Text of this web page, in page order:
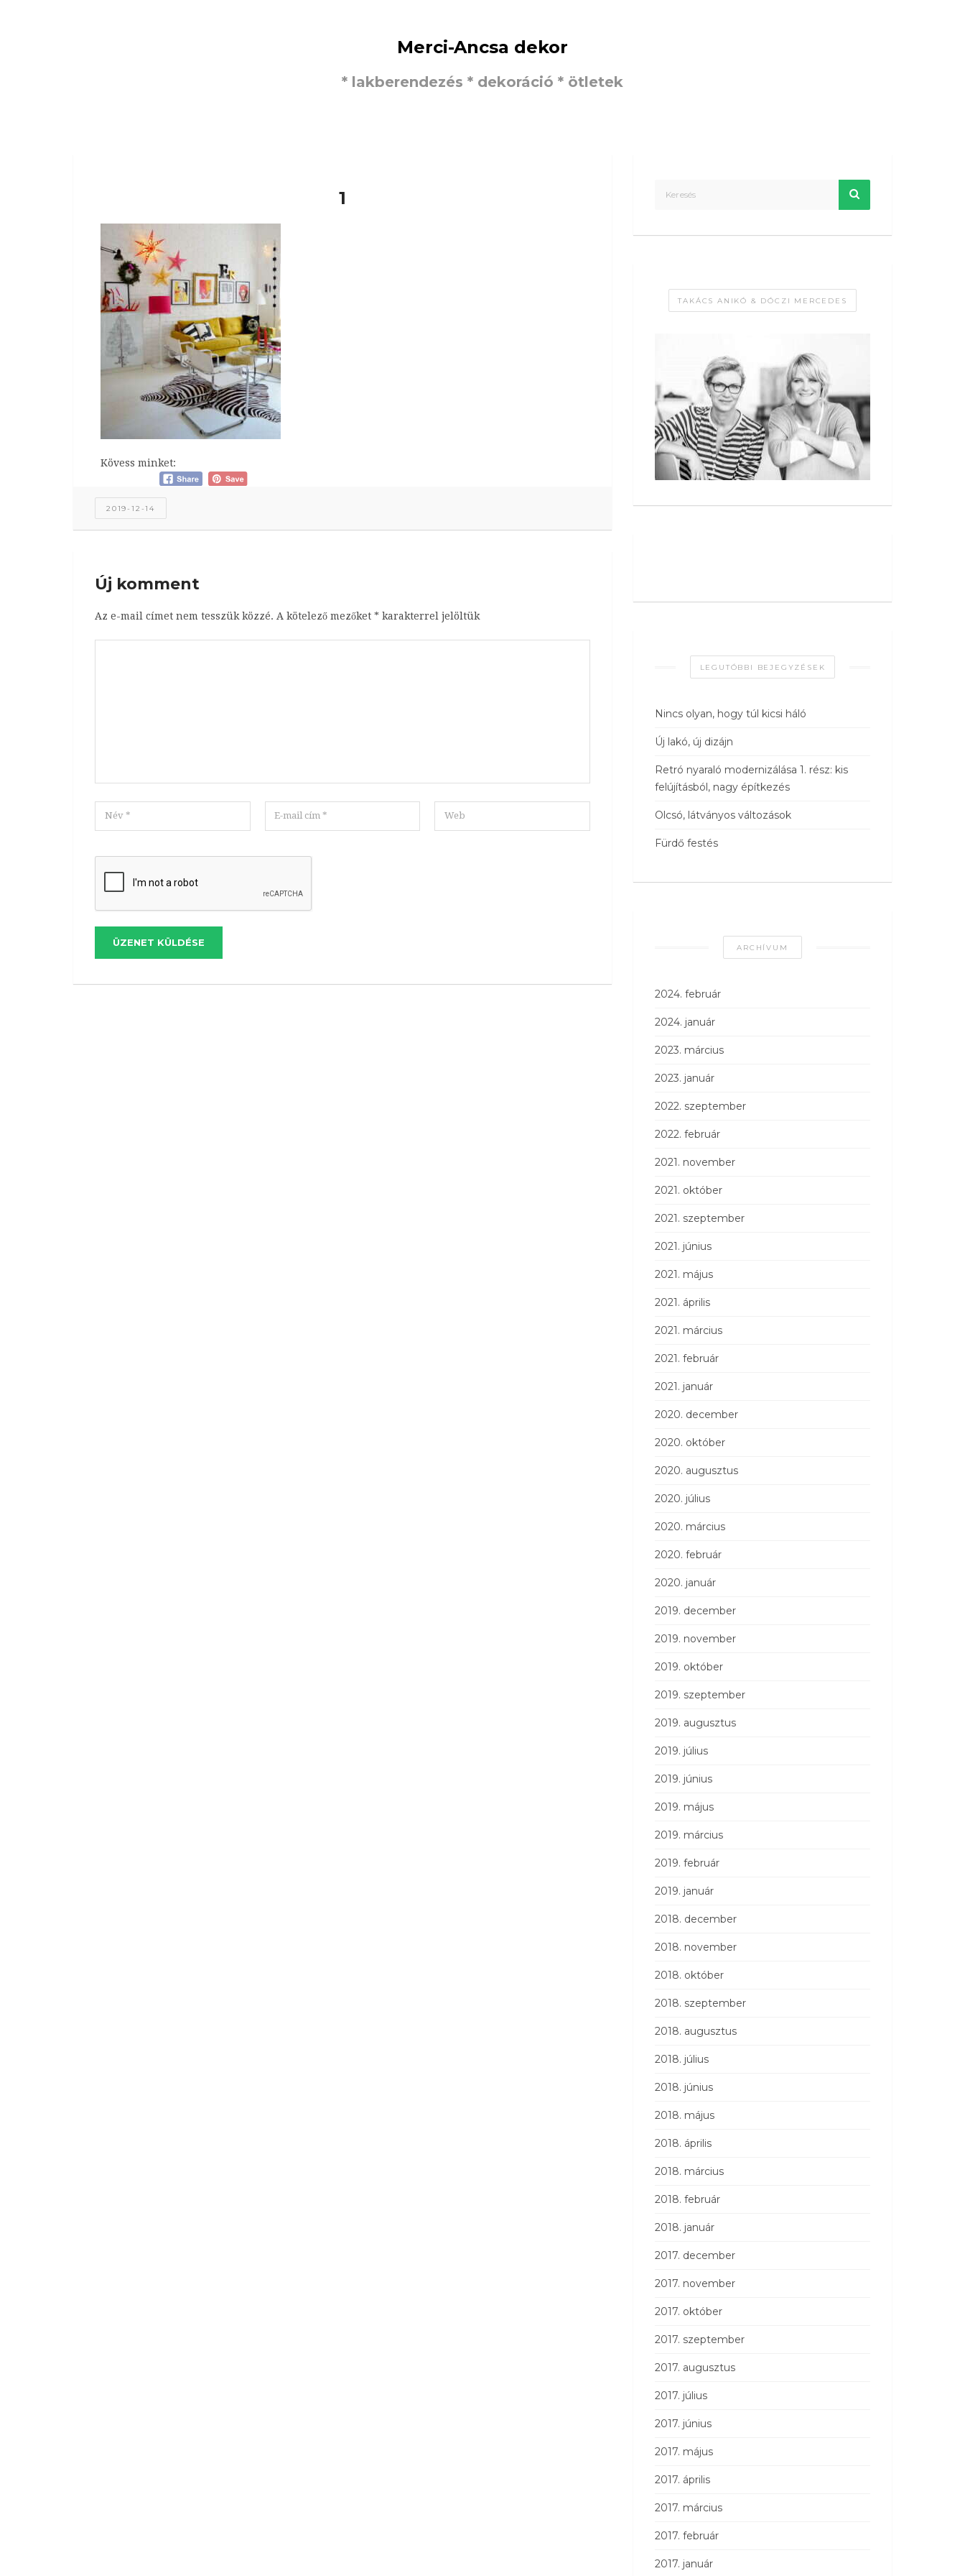
Merci-Ancsa dekor
* lakberendezés * dekoráció * ötletek
1
Kövess minket:
2019-12-14
Új komment
Az e-mail címet nem tesszük közzé. A kötelező mezőket * karakterrel jelöltük
ÜZENET KÜLDÉSE
TAKÁCS ANIKÓ & DÓCZI MERCEDES
LEGUTÓBBI BEJEGYZÉSEK
Nincs olyan, hogy túl kicsi háló
Új lakó, új dizájn
Retró nyaraló modernizálása 1. rész: kis
felújításból, nagy építkezés
Olcsó, látványos változások
Fürdő festés
ARCHÍVUM
2024. február
2024. január
2023. március
2023. január
2022. szeptember
2022. február
2021. november
2021. október
2021. szeptember
2021. június
2021. május
2021. április
2021. március
2021. február
2021. január
2020. december
2020. október
2020. augusztus
2020. július
2020. március
2020. február
2020. január
2019. december
2019. november
2019. október
2019. szeptember
2019. augusztus
2019. július
2019. június
2019. május
2019. március
2019. február
2019. január
2018. december
2018. november
2018. október
2018. szeptember
2018. augusztus
2018. július
2018. június
2018. május
2018. április
2018. március
2018. február
2018. január
2017. december
2017. november
2017. október
2017. szeptember
2017. augusztus
2017. július
2017. június
2017. május
2017. április
2017. március
2017. február
2017. január